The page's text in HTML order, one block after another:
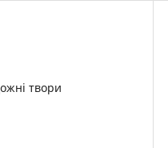
твори